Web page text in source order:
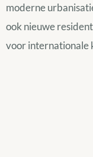
moderne
ook nieuwe
voor internationale